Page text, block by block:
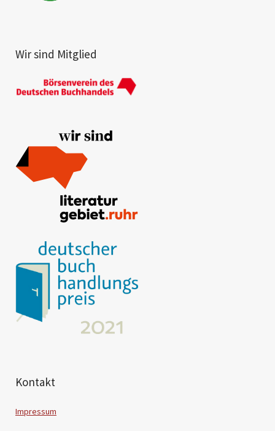
Wir sind Mitglied
Kontakt
Impressum